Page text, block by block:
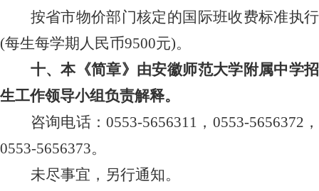
按省市物价部门核定的国际班收费标准执行
(每生每学期人民币9500元)。
十、本《简章》由安徽师范大学附属中学招
生工作领导小组负责解释。
咨询电话：0553-5656311 ， 0553-5656372 ，
0553-5656373。
未尽事宜，另行通知。